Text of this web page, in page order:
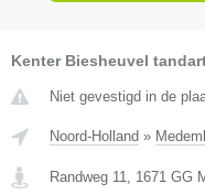
Kenter Biesheuvel
Niet gevestigd in de
Noord-Holland »
Randweg 11 1671 GG